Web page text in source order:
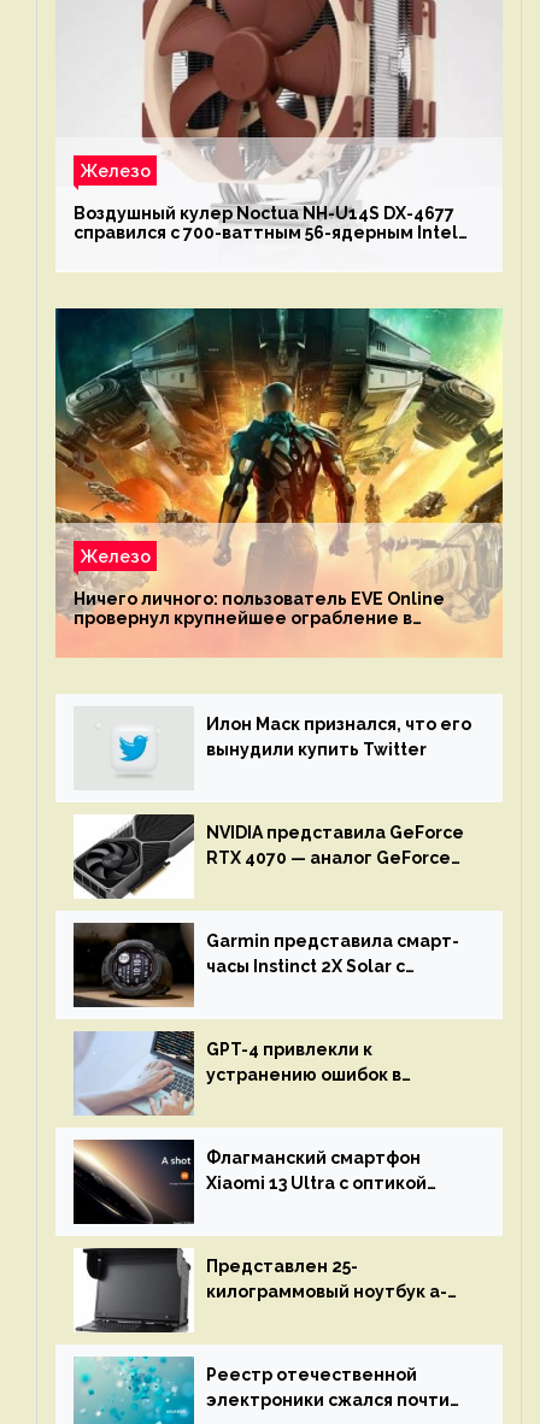
Железо
Воздушный кулер Noctua NH-U14S DX-4677
справился с 700-ваттным 56-ядерным Intel
Железо
Ничего личного: пользователь EVE Online
провернул крупнейшее ограбление в
механике
Илон Маск признался, что его
вынудили купить Twitter
NVIDIA представила GeForce
RTX 4070 — аналог GeForce
Garmin представила смарт-
часы Instinct 2X Solar с
GPT-4 привлекли к
устранению ошибок в
остановится до полного
восстановления кода и
объяснит, что пошло не так
Флагманский смартфон
Xiaomi 13 Ultra с оптикой
представят 18 апреля
Представлен 25-
килограммовый ноутбук a-
до 3 Тбайт DDR5 и шесть
дисплеев
Реестр отечественной
электроники сжался почти